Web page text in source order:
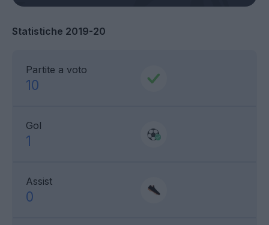
Statistiche 2019-20
Partite a voto
10
Gol
1
Assist
0